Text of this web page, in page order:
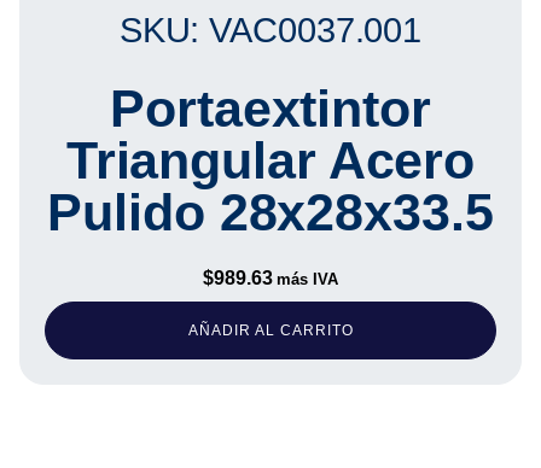
SKU: VAC0037.001
Portaextintor
Triangular Acero
Pulido 28x28x33.5
$989.63 más IVA
AÑADIR AL CARRITO